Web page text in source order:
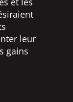
leur
gains